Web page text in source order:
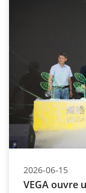
2026-06-15
VEGA ouvre